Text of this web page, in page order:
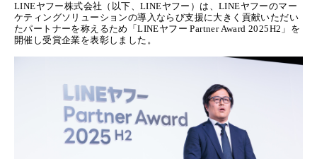
LINEヤフー株式会社（以下、LINEヤフー）は、LINEヤフーのマー
ケティングソリューションの導入ならび支援に大きく貢献いただい
たパートナーを称えるため「LINEヤフー Partner Award 2025H2」を
開催し受賞企業を表彰しました。